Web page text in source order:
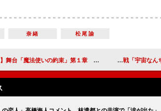
奈緒 松尾諭
１章 山田ジェームス武＆橋本汰斗＆新正俊 魔法使いと賢者の関係が魅力の人気ゲームが初舞台化